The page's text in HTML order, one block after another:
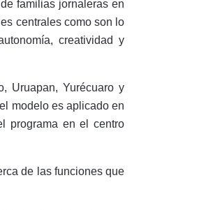
familias jornaleras en
centrales como son lo
creatividad y
Uruapan, Yurécuaro y
modelo es aplicado en
programa en el centro
de las funciones que